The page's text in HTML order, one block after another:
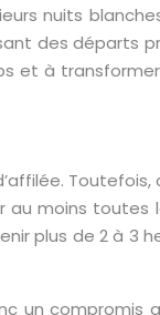
nuits
des départs
et à
moins toutes
plus de 2 à 3
un compromis